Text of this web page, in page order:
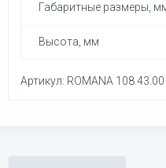
Габаритные размеры,
Высота, мм
Артикул: ROMANA 108.43.00